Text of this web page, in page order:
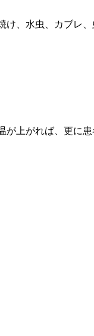
、水虫、カブレ
上がれば、更に